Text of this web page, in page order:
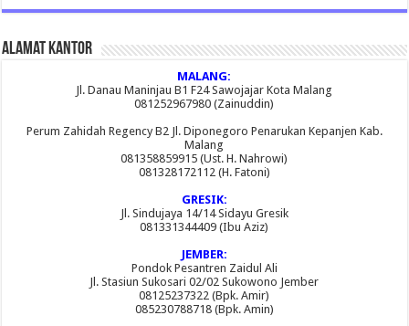
Alamat Kantor
MALANG:
Jl. Danau Maninjau B1 F24 Sawojajar Kota Malang
081252967980 (Zainuddin)
Perum Zahidah Regency B2 Jl. Diponegoro Penarukan Kepanjen Kab.
Malang
081358859915 (Ust. H. Nahrowi)
081328172112 (H. Fatoni)
GRESIK:
Jl. Sindujaya 14/14 Sidayu Gresik
081331344409 (Ibu Aziz)
JEMBER:
Pondok Pesantren Zaidul Ali
Jl. Stasiun Sukosari 02/02 Sukowono Jember
08125237322 (Bpk. Amir)
085230788718 (Bpk. Amin)